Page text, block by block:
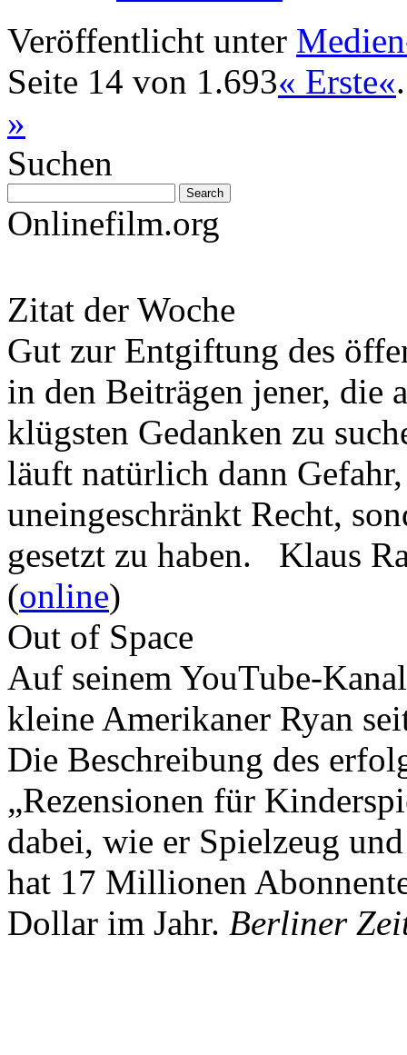
Veröffentlicht unter
Seite 14 von 1.693« Erste«
»
Suchen
Onlinefilm.org
Zitat der Woche
Gut zur Entgiftung des
in den Beiträgen jener, die
klügsten Gedanken zu
läuft natürlich dann
uneingeschränkt Recht,
gesetzt zu haben. Klaus
(online)
Out of Space
Auf seinem YouTube-
kleine Amerikaner Ryan
Die Beschreibung des
„Rezensionen für
dabei, wie er Spielzeug
hat 17 Millionen
Dollar im Jahr. Berliner